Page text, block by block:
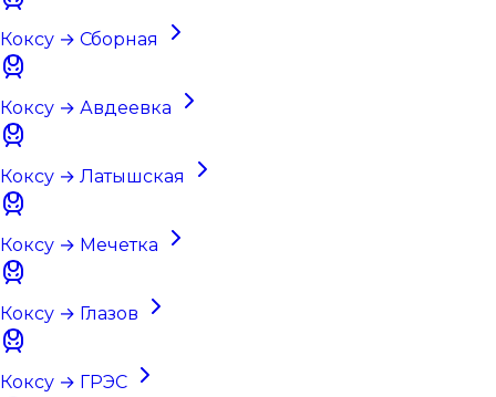
Коксу → Сборная
Коксу → Авдеевка
Коксу → Латышская
Коксу → Мечетка
Коксу → Глазов
Коксу → ГРЭС